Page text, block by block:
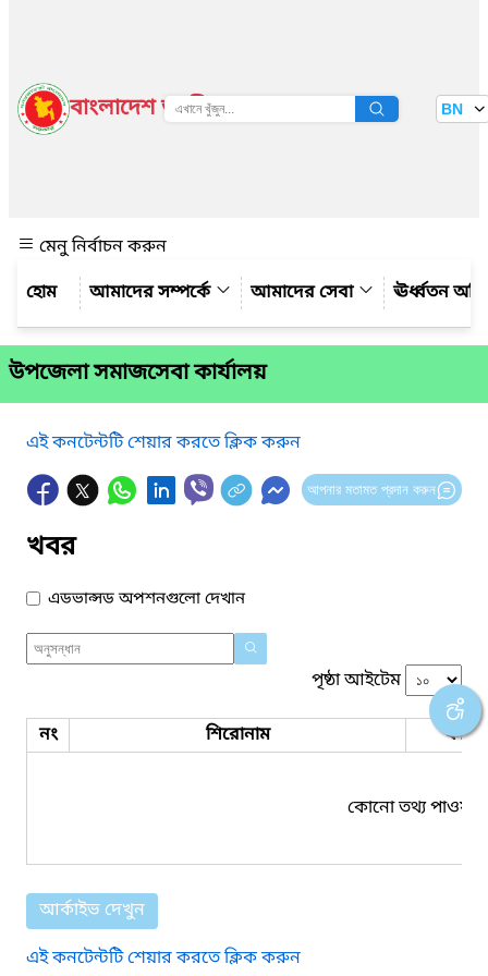
বাংলাদেশ জাতীয় তথ্য বাতায়ন BN
মেনু নির্বাচন করুন
আমাদের সম্পর্কে
আমাদের সেবা ঊর্ধ্বতন
উপজেলা সমাজসেবা কার্যালয়
এই কনটেন্টটি শেয়ার করতে ক্লিক করুন
আপনার মতামত প্রদান করুন
খবর
এডভান্সড অপশনগুলো দেখান
পৃষ্ঠা আইটেম
নং শিরোনাম ফাইল
কোনো তথ্য পাওয়া
আর্কাইভ দেখুন
এই কনটেন্টটি শেয়ার করতে ক্লিক করুন